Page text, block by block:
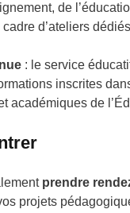
de
d’ateliers
: le service
inscrites
académiques de
prendre
projets